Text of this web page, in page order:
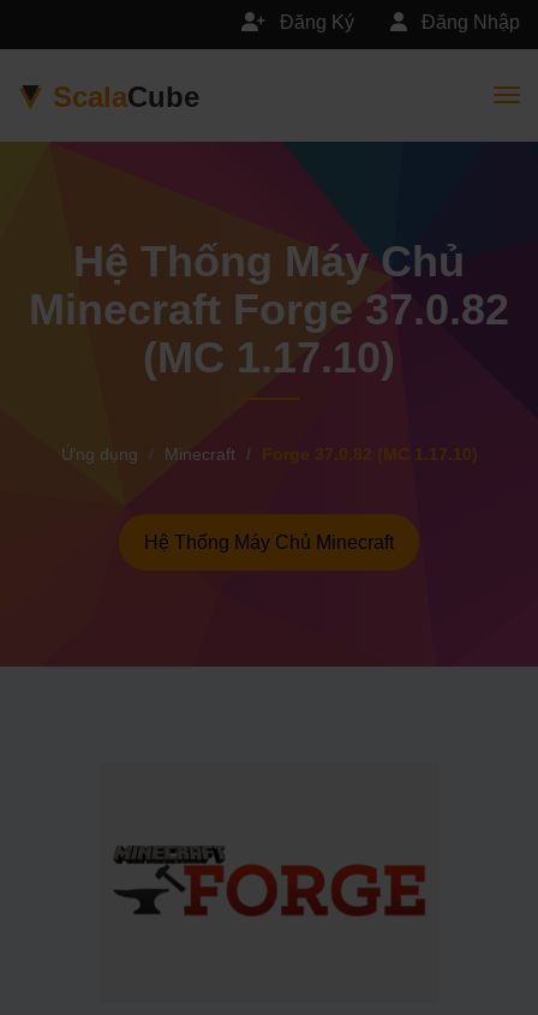
Đăng Nhập
Đăng Ký
ScalaCube
Hệ Thống Máy Chủ
Minecraft Forge 37.0.82
(MC 1.17.10)
Ứng dụng Minecraft Forge 37.0.82 (MC 1.17.10)
Hệ Thống Máy Chủ Minecraft